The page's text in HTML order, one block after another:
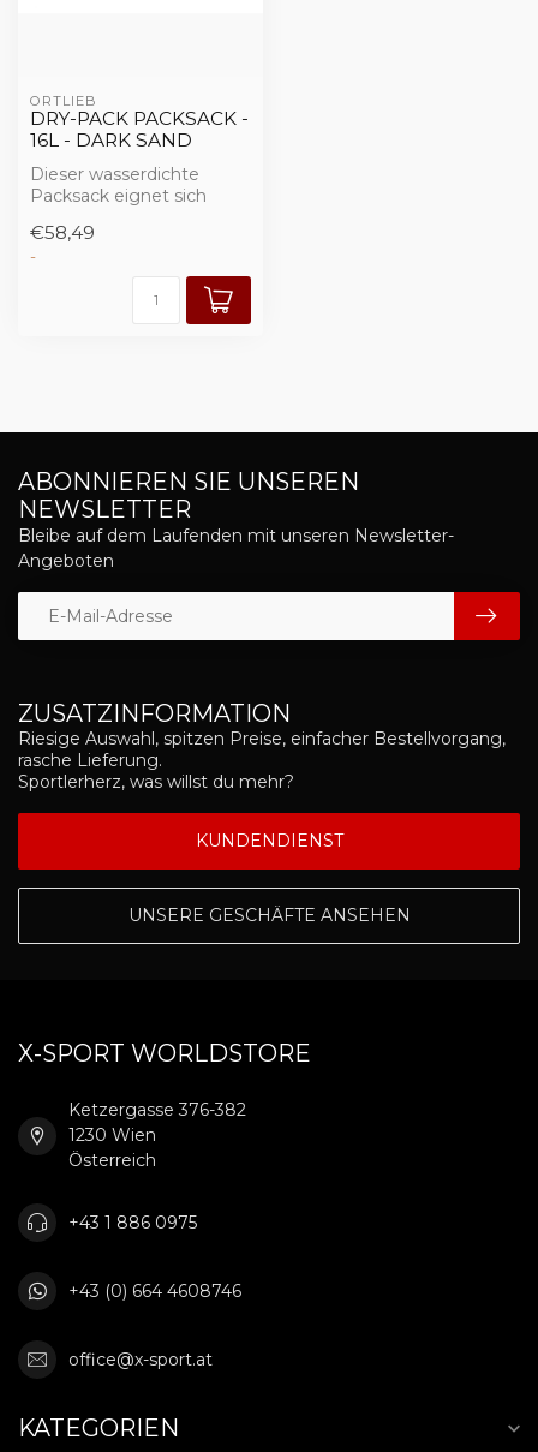
ORTLIEB
DRY-PACK PACKSACK -
16L - DARK SAND
Dieser wasserdichte
Packsack eignet sich
Gepäck für d...
€58,49
-
ZUSATZINFORMATION
Riesige Auswahl, spitzen Preise, einfacher Bestellvorgang,
rasche Lieferung.
Sportlerherz, was willst du mehr?
KUNDENDIENST
UNSERE GESCHÄFTE ANSEHEN
ABONNIEREN SIE UNSEREN
NEWSLETTER
Bleibe auf dem Laufenden mit unseren Newsletter-
Angeboten
X-SPORT WORLDSTORE
Ketzergasse 376-382
1230 Wien
Österreich
+43 1 886 0975
+43 (0) 664 4608746
office@x-sport.at
KATEGORIEN